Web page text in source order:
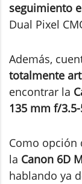
seguimiento
Dual Pixel
Además,
totalmente
encontrar la
135 mm f/
Como opción
la Canon 6D
hablando ya